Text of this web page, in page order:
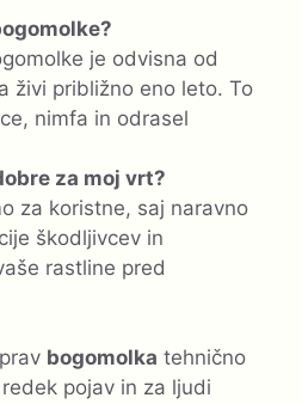
je odvisna od
živi približno eno leto. To
nimfa in odrasel
za moj vrt?
za koristne, saj naravno
škodljivcev in
rastline pred
bogomolka tehnično
pojav in za ljudi